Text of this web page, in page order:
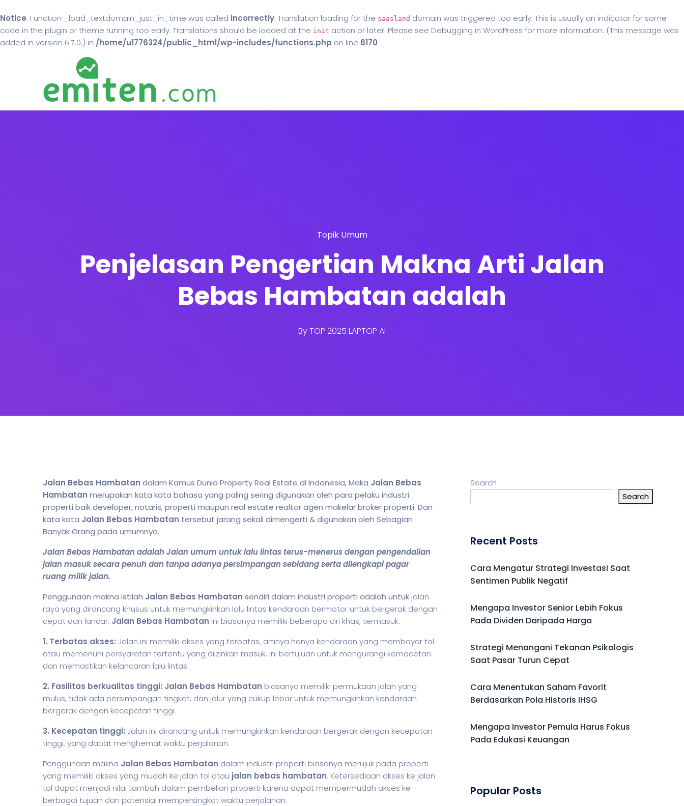
Notice: Function _load_textdomain_just_in_time was called incorrectly. Translation loading for the saasland domain was triggered too early. This is usually an indicator for some
code in the plugin or theme running too early. Translations should be loaded at the init action or later. Please see Debugging in WordPress for more information. (This message was
added in version 6.7.0.) in /home/u1776324/public_html/wp-includes/functions.php on line 6170
Topik Umum
Penjelasan Pengertian Makna Arti Jalan
Bebas Hambatan adalah
ByTOP 2025 LAPTOP AI
Jalan Bebas Hambatan dalam Kamus Dunia Property Real Estate di Indonesia, Maka Jalan Bebas
Hambatan merupakan kata kata bahasa yang paling sering digunakan oleh para pelaku industri
properti baik developer, notaris, properti maupun real estate realtor agen makelar broker properti. Dan
kata kata Jalan Bebas Hambatan tersebut jarang sekali dimengerti & digunakan oleh Sebagian
Banyak Orang pada umumnya.
Jalan Bebas Hambatan adalah Jalan umum untuk lalu lintas terus-menerus dengan pengendalian
jalan masuk secara penuh dan tanpa adanya persimpangan sebidang serta dilengkapi pagar
ruang milik jalan.
Penggunaan makna istilah Jalan Bebas Hambatan sendiri dalam industri properti adalah untuk jalan
raya yang dirancang khusus untuk memungkinkan lalu lintas kendaraan bermotor untuk bergerak dengan
cepat dan lancar. Jalan Bebas Hambatan ini biasanya memiliki beberapa ciri khas, termasuk:
1. Terbatas akses: Jalan ini memiliki akses yang terbatas, artinya hanya kendaraan yang membayar tol
atau memenuhi persyaratan tertentu yang diizinkan masuk. Ini bertujuan untuk mengurangi kemacetan
dan memastikan kelancaran lalu lintas.
2. Fasilitas berkualitas tinggi: Jalan Bebas Hambatan biasanya memiliki permukaan jalan yang
mulus, tidak ada persimpangan tingkat, dan jalur yang cukup lebar untuk memungkinkan kendaraan
bergerak dengan kecepatan tinggi.
3. Kecepatan tinggi: Jalan ini dirancang untuk memungkinkan kendaraan bergerak dengan kecepatan
tinggi, yang dapat menghemat waktu perjalanan.
Penggunaan makna Jalan Bebas Hambatan dalam industri properti biasanya merujuk pada properti
yang memiliki akses yang mudah ke jalan tol atau jalan bebas hambatan. Ketersediaan akses ke jalan
tol dapat menjadi nilai tambah dalam pembelian properti karena dapat mempermudah akses ke
berbagai tujuan dan potensial mempersingkat waktu perjalanan.
Search
Search
Recent Posts
Cara Mengatur Strategi Investasi Saat
Sentimen Publik Negatif
Mengapa Investor Senior Lebih Fokus
Pada Dividen Daripada Harga
Strategi Menangani Tekanan Psikologis
Saat Pasar Turun Cepat
Cara Menentukan Saham Favorit
Berdasarkan Pola Historis IHSG
Mengapa Investor Pemula Harus Fokus
Pada Edukasi Keuangan
Popular Posts